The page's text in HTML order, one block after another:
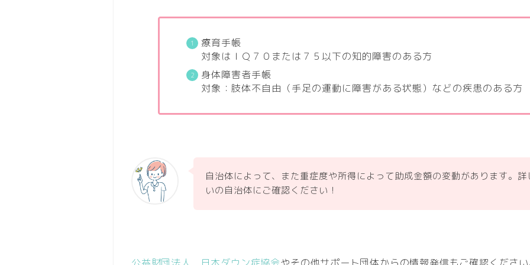
療育手帳
対象はＩＱ７０または７５以下の知的障害のある方
身体障害者手帳
対象：肢体不自由（手足の運動に障害がある状態）などの疾患のある方
自治体によって、また重症度や所得によって助成金額の変動があります。詳
いの自治体にご確認ください！
公益財団法人 日本ダウン症協会やその他サポート団体からの情報発信もご確認ください